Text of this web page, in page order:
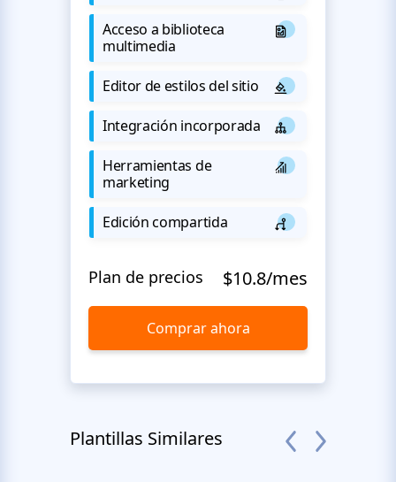
Acceso a biblioteca
multimedia
Editor de estilos del sitio
Integración incorporada
Herramientas de
marketing
Edición compartida
Plan de precios $10.8/mes
Comprar ahora
Plantillas Similares